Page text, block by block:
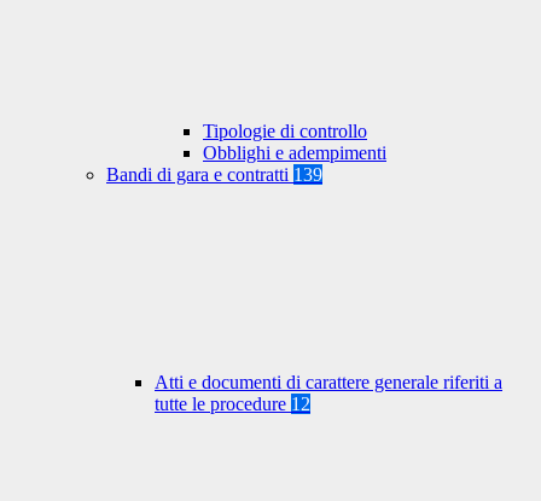
Tipologie di controllo
Obblighi e adempimenti
Bandi di gara e contratti 139
Atti e documenti di carattere generale riferiti a
tutte le procedure 12